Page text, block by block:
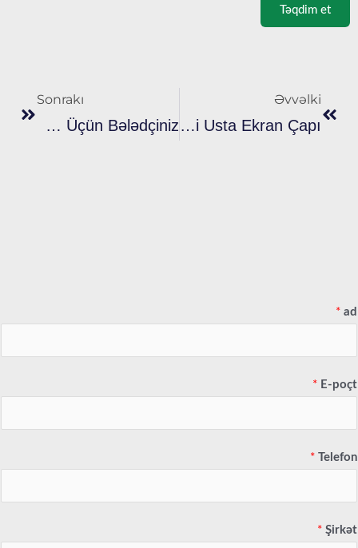
Təqdim et
Əvvəlki
Xüsusi Köynəklər Üçün Ekran Çapı Köçürmələri: Pro Kimi Usta Ekran Çapı
Sonrakı
Ekran Çap Ekranlarının Və Çərçivələrinin Mənimsənilməsi: Mükəmməl Çap Üçün Bələdçiniz
ad
*
E-poçt
*
Telefon
*
Şirkət
*